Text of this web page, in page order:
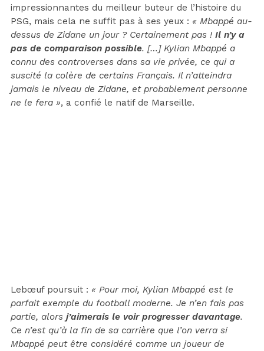
impressionnantes du meilleur buteur de l’histoire du
PSG, mais cela ne suffit pas à ses yeux : « Mbappé au-
dessus de Zidane un jour ? Certainement pas ! Il n’y a
pas de comparaison possible. […] Kylian Mbappé a
connu des controverses dans sa vie privée, ce qui a
suscité la colère de certains Français. Il n’atteindra
jamais le niveau de Zidane, et probablement personne
ne le fera », a confié le natif de Marseille.
Lebœuf poursuit : « Pour moi, Kylian Mbappé est le
parfait exemple du football moderne. Je n’en fais pas
partie, alors j’aimerais le voir progresser davantage.
Ce n’est qu’à la fin de sa carrière que l’on verra si
Mbappé peut être considéré comme un joueur de